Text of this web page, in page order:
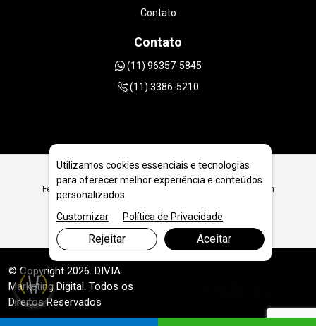
Contato
Contato
(11) 96357-5845
(11) 3386-5210
Ferramentas Diamantadas para Prestadores de Serviço em
© Copyright 2026. DIVIA
Marketing Digital. Todos os
Direitos Reservados
Utilizamos cookies essenciais e tecnologias
para oferecer melhor experiência e conteúdos
personalizados.
Customizar
Política de Privacidade
Rejeitar Aceitar